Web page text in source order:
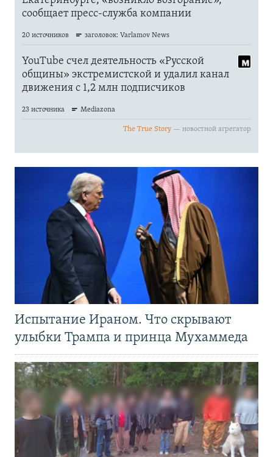
Испытание Ираном. Что скрывают
улыбки Трампа и принца Мухаммеда